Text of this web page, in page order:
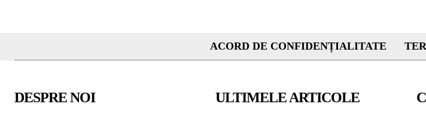
ACORD DE CONFIDENȚIALITATE
DESPRE NOI ULTIMELE ARTICOLE